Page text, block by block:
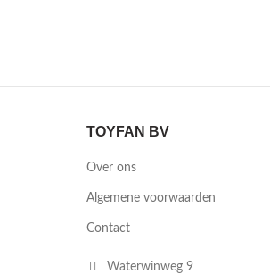
TOYFAN BV
Over ons
Algemene voorwaarden
Contact
Waterwinweg 9